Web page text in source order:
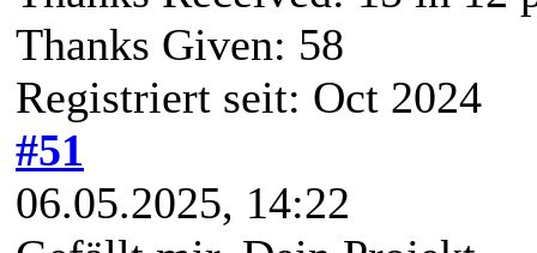
Thanks Given: 58
Registriert seit: Oct 2024
#51
06.05.2025, 14:22